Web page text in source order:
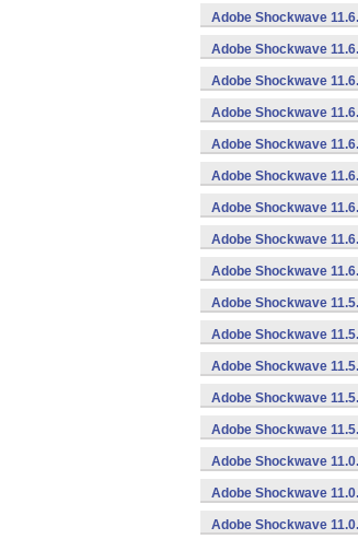
Adobe Shockwave
Adobe Shockwave
Adobe Shockwave
Adobe Shockwave
Adobe Shockwave
Adobe Shockwave
Adobe Shockwave
Adobe Shockwave
Adobe Shockwave
Adobe Shockwave
Adobe Shockwave
Adobe Shockwave
Adobe Shockwave
Adobe Shockwave
Adobe Shockwave
Adobe Shockwave
Adobe Shockwave